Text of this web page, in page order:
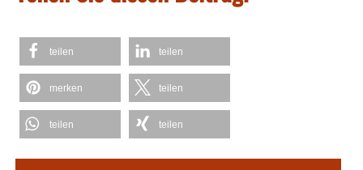
teilen teilen
merken teilen
teilen teilen